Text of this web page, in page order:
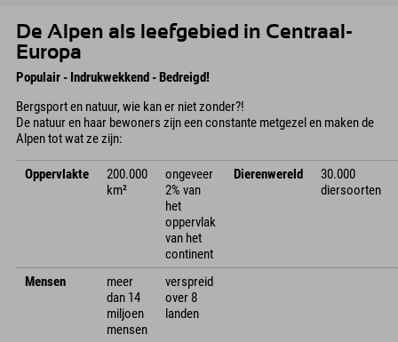
De Alpen als leefgebied in Centraal-
Europa
Populair - Indrukwekkend - Bedreigd!
Bergsport en natuur, wie kan er niet zonder?!
De natuur en haar bewoners zijn een constante metgezel en maken de
Alpen tot wat ze zijn:
Oppervlakte
200.000
km²
ongeveer
2% van
het
oppervlak
van het
continent
Dierenwereld
30.000
diersoorten
Mensen
meer
dan 14
miljoen
mensen
verspreid
over 8
landen